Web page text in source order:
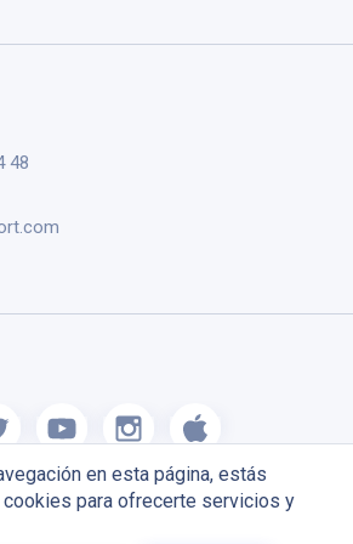
en esta página, estás
para ofrecerte servicios y
48